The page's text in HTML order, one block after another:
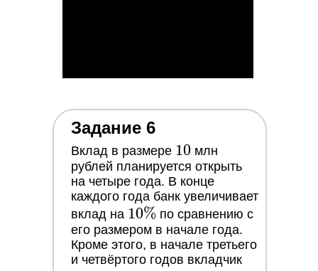
Задание 6
Вклад в размере 10
10 млн
рублей планируется открыть
на четыре года. В конце
каждого года банк увеличивает
вклад на 10\%
10% по сравнению с
его размером в начале года.
Кроме этого, в начале третьего
и четвёртого годов вкладчик
Олимпиадная математика
Общая физика
БЕСПЛАТНЫЕ МАТЕРИАЛЫ
Каталог заданий
Банк задач
Блог и медиа